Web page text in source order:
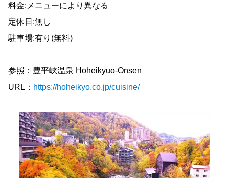
料金:メニューにより異なる
定休日:無し
駐車場:有り(無料)
参照：豊平峡温泉 Hoheikyuo-Onsen
URL： https://hoheikyo.co.jp/cuisine/